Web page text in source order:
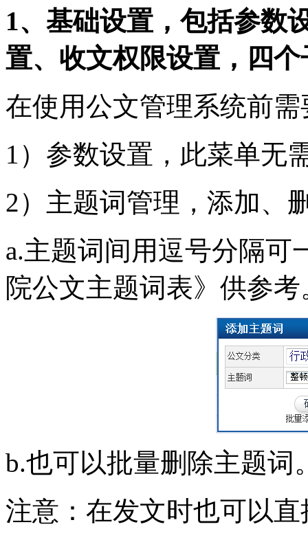
1、基础设置，包括参数
置、收文权限设置，四
在使用公文管理系统前
1）参数设置，此菜单无
2）主题词管理，添加、
a.主题词间用逗号分隔可
院公文主题词表》供参
b.也可以批量删除主题词
注意：在发文时也可以